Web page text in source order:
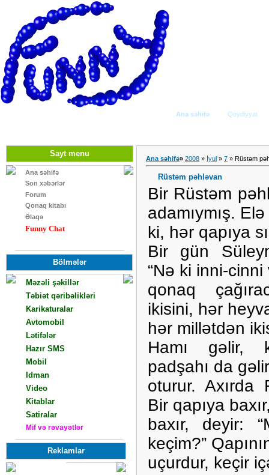
Ana səhifə Qeydiyyat
Sayt menu
Ana səhifə
Son xəbərlər
Forum
Qonaq kitabı
Əlaqə
Funny Chat
Bölmələr
Məzəli şəkillər
Təbiət qəribəlikləri
Karikaturalar
Avtomobil
Lətifələr
Hazır SMS
Mobil
Idman
Video
Kitablar
Satiralar
Mif və rəvayətlər
Reklamlar
Ana səhifə» 2008 » İyul » 7 » Rüstəm
Rüstəm pəhləvan
Bir Rüstəm
adamıymış.
ki, hər qapıya
Bir gün
“Nə ki inni-cinni
qonaq
ikisini, hər
hər millətdən
Hamı gəlir,
padşahı da
oturur. Axırda
Bir qapıya
baxır, deyir:
keçim?”
uçurdur, keçir